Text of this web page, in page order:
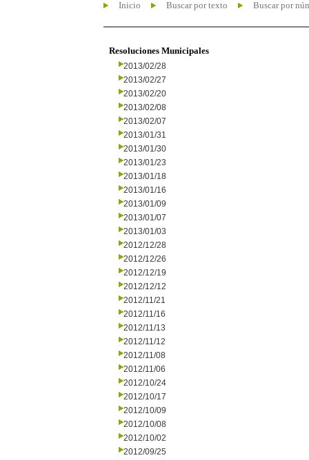
Inicio Buscar por texto Buscar por
Resoluciones Municipales
2013/02/28
2013/02/27
2013/02/20
2013/02/08
2013/02/07
2013/01/31
2013/01/30
2013/01/23
2013/01/18
2013/01/16
2013/01/09
2013/01/07
2013/01/03
2012/12/28
2012/12/26
2012/12/19
2012/12/12
2012/11/21
2012/11/16
2012/11/13
2012/11/12
2012/11/08
2012/11/06
2012/10/24
2012/10/17
2012/10/09
2012/10/08
2012/10/02
2012/09/25